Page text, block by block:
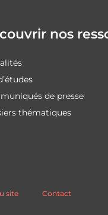
nos
de presse
thématiques
site Contact